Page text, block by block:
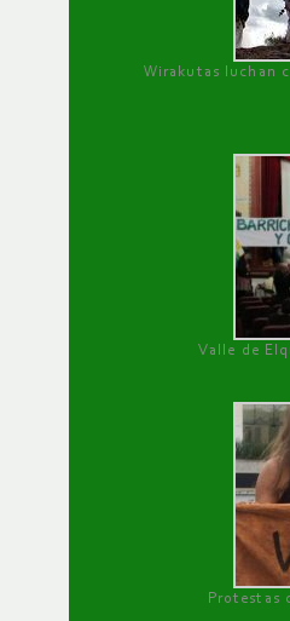
Wirakutas luchan
Valle de
Protestas